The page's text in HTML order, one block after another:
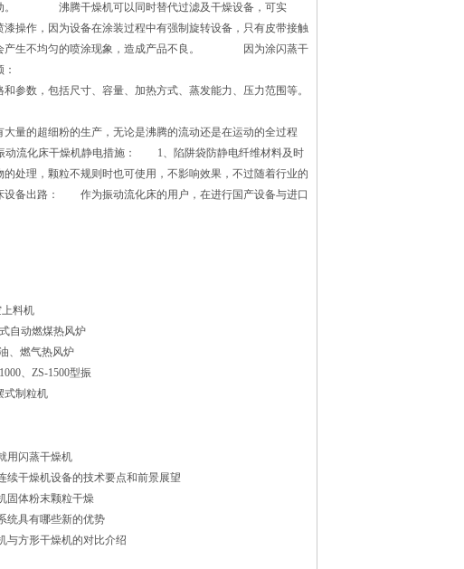
动。 沸腾干燥机可以同时替代过滤及干燥设备，可实
作，因为设备在涂装过程中有强制旋转设备，只有皮带接触
会产生不均匀的喷涂现象，造成产品不良。 因为涂闪蒸干
数，包括尺寸、容量、加热方式、蒸发能力、压力范围等。
的超细粉的生产，无论是沸腾的流动还是在运动的全过程
流化床干燥机静电措施： 1、陷阱袋防静电纤维材料及时
处理，颗粒不规则时也可使用，不影响效果，不过随着行业的
备出路： 作为振动流化床的用户，在进行国产设备与进口
料机
自动燃煤热风炉
、燃气热风炉
、ZS-1500型振
式制粒机
用闪蒸干燥机
续干燥机设备的技术要点和前景展望
固体粉末颗粒干燥
统具有哪些新的优势
与方形干燥机的对比介绍